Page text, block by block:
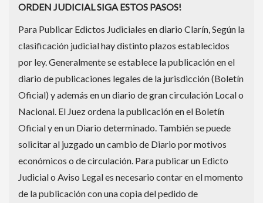
ORDEN JUDICIAL SIGA ESTOS PASOS!
Para Publicar Edictos Judiciales en diario Clarín, Según la
clasificación judicial hay distinto plazos establecidos
por ley. Generalmente se establece la publicación en el
diario de publicaciones legales de la jurisdicción (Boletín
Oficial) y además en un diario de gran circulación Local o
Nacional. El Juez ordena la publicación en el Boletín
Oficial y en un Diario determinado. También se puede
solicitar al juzgado un cambio de Diario por motivos
económicos o de circulación. Para publicar un Edicto
Judicial o Aviso Legal es necesario contar en el momento
de la publicación con una copia del pedido de